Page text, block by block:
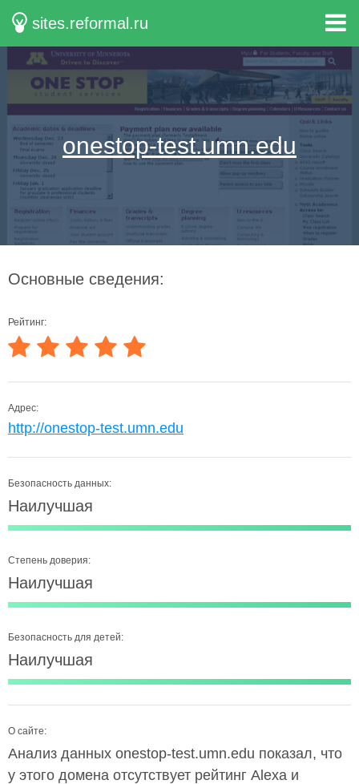
sites.reformal.ru
onestop-test.umn.edu
Основные сведения:
Рейтинг:
Адрес:
http://onestop-test.umn.edu
Безопасность данных:
Наилучшая
Степень доверия:
Наилучшая
Безопасность для детей:
Наилучшая
О сайте:
Анализ данных onestop-test.umn.edu показал, что
у этого домена отсутствует рейтинг Alexa и